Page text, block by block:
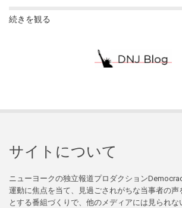
続きを観る
サイトについて
ニューヨークの独立報道プロダクション
運動に焦点を当て、見過ごされがちな当事者の声
とする番組づくりで、他のメディアには見られ